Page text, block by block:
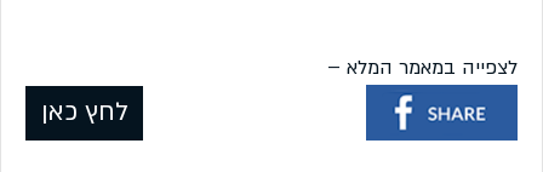
לצפייה במאמר המלא –
לחץ כאן